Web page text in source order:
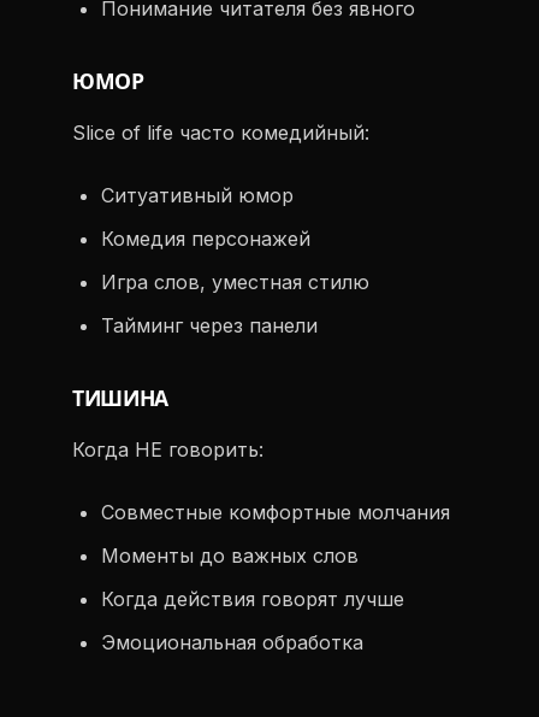
Понимание читателя без явного
ЮМОР
Slice of life часто комедийный:
Ситуативный юмор
Комедия персонажей
Игра слов, уместная стилю
Тайминг через панели
ТИШИНА
Когда НЕ говорить:
Совместные комфортные молчания
Моменты до важных слов
Когда действия говорят лучше
Эмоциональная обработка